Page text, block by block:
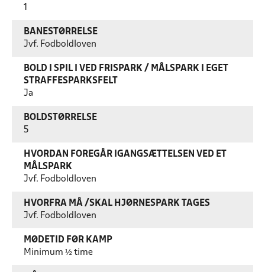
BANESTØRRELSE
Jvf. Fodboldloven
BOLD I SPIL I VED FRISPARK / MÅLSPARK I EGET
STRAFFESPARKSFELT
Ja
BOLDSTØRRELSE
5
HVORDAN FOREGÅR IGANGSÆTTELSEN VED ET
MÅLSPARK
Jvf. Fodboldloven
HVORFRA MÅ /SKAL HJØRNESPARK TAGES
Jvf. Fodboldloven
MØDETID FØR KAMP
Minimum ½ time